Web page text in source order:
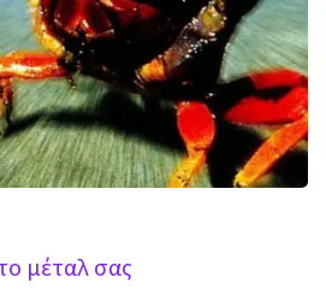
μέταλ σας